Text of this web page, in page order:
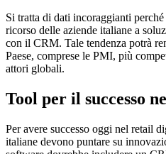
Si tratta di dati incoraggianti
ricorso delle aziende italiane a
con il CRM. Tale tendenza potrà
Paese, comprese le PMI, più
attori globali.
Tool per il successo
Per avere successo oggi nel retail
italiane devono puntare su